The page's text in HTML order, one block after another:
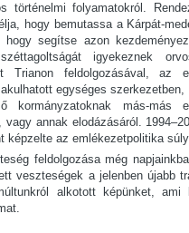
történelmi folyamatokról.
hogy bemutassa a Kárpát-
hogy segítse azon
igyekeznek
Trianon feldolgozásával, az
egységes
kormányzatoknak más-más
annak elodázásáról.
képzelte az emlékezetpolitika
feldolgozása még
veszteségek a jelenben újabb
alkotott képünket, ami